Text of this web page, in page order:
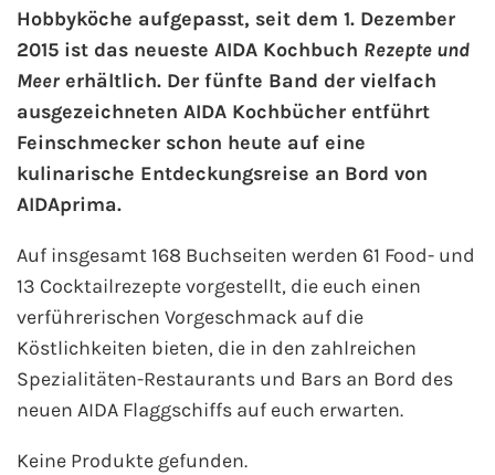
AIDA Kanaren & Madeira
AIDA Nordeuropa
AIDA Norwegen
AIDA Ostsee
AIDA Orient
AIDA Adria
AIDA Nordamerika
Hobbyköche aufgepasst, seit dem 1. Dezember
2015 ist das neueste AIDA Kochbuch Rezepte und
Meer erhältlich. Der fünfte Band der vielfach
ausgezeichneten AIDA Kochbücher entführt
Feinschmecker schon heute auf eine
kulinarische Entdeckungsreise an Bord von
AIDAprima.
Auf insgesamt 168 Buchseiten werden 61 Food- und
13 Cocktailrezepte vorgestellt, die euch einen
verführerischen Vorgeschmack auf die
Köstlichkeiten bieten, die in den zahlreichen
Spezialitäten-Restaurants und Bars an Bord des
neuen AIDA Flaggschiffs auf euch erwarten.
Keine Produkte gefunden.